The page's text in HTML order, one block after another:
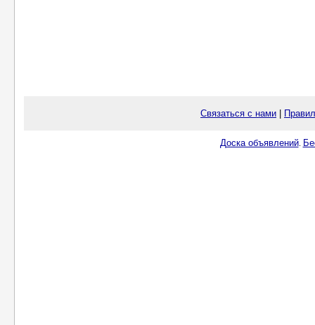
Связаться с нами
Доска объявлений.